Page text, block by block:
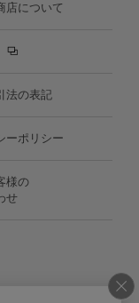
店について
法の表記
ーポリシー
様の
せ